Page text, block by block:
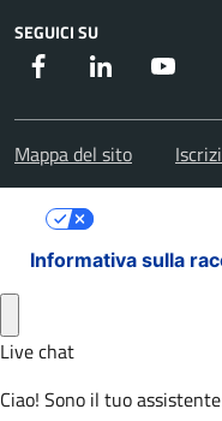
SEGUICI SU
Facebook Instagram
Mappa del sito
Informativa sulla
Le tue